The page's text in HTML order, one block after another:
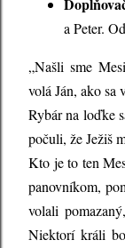
a Peter.
„Našli sme
volá Ján, ako sa
Rybár na loďke
počuli, že Ježiš
Kto je to ten
panovníkom,
volali
Niektorí králi